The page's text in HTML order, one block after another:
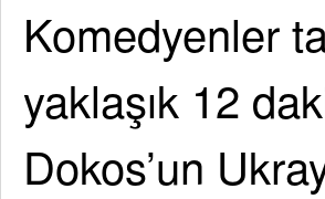
Komedyenler
yaklaşık 12
Dokos’un